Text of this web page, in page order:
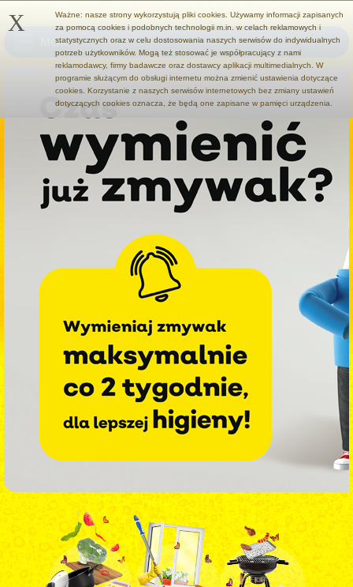
Menu
X
Ważne: nasze strony wykorzystują pliki cookies. Używamy informacji zapisanych
za pomocą cookies i podobnych technologii m.in. w celach reklamowych i
statystycznych oraz w celu dostosowania naszych serwisów do indywidualnych
potrzeb użytkowników. Mogą też stosować je współpracujący z nami
reklamodawcy, firmy badawcze oraz dostawcy aplikacji multimedialnych. W
programie służącym do obsługi internetu można zmienić ustawienia dotyczące
cookies. Korzystanie z naszych serwisów internetowych bez zmiany ustawień
dotyczących cookies oznacza, że będą one zapisane w pamięci urządzenia.